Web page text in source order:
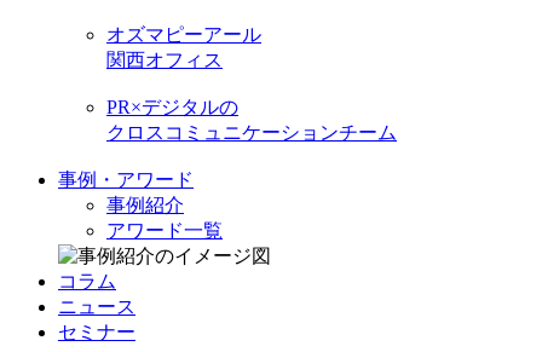
オズマピーアール
関西オフィス
PR×デジタルの
クロスコミュニケーションチーム
事例・アワード
事例紹介
アワード一覧
コラム
ニュース
セミナー